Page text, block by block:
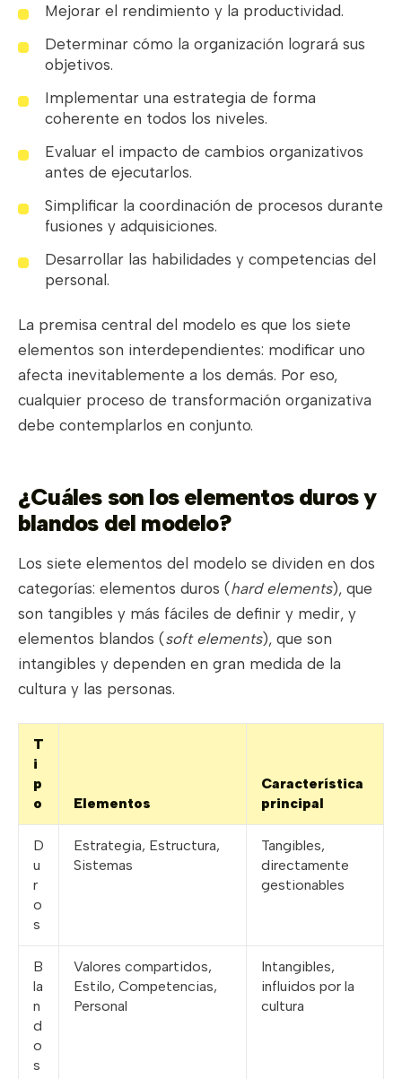
Mejorar el rendimiento y la productividad.
Determinar cómo la organización logrará sus
objetivos.
Implementar una estrategia de forma
coherente en todos los niveles.
Evaluar el impacto de cambios organizativos
antes de ejecutarlos.
Simplificar la coordinación de procesos durante
fusiones y adquisiciones.
Desarrollar las habilidades y competencias del
personal.
La premisa central del modelo es que los siete
elementos son interdependientes: modificar uno
afecta inevitablemente a los demás. Por eso,
cualquier proceso de transformación organizativa
debe contemplarlos en conjunto.
¿Cuáles son los elementos duros y
blandos del modelo?
Los siete elementos del modelo se dividen en dos
categorías: elementos duros (hard elements), que
son tangibles y más fáciles de definir y medir, y
elementos blandos (soft elements), que son
intangibles y dependen en gran medida de la
cultura y las personas.
T
i
p
o
Elementos
Característica
principal
D
u
r
o
s
Estrategia, Estructura,
Sistemas
Tangibles,
directamente
gestionables
B
la
n
d
o
s
Valores compartidos,
Estilo, Competencias,
Personal
Intangibles,
influidos por la
cultura